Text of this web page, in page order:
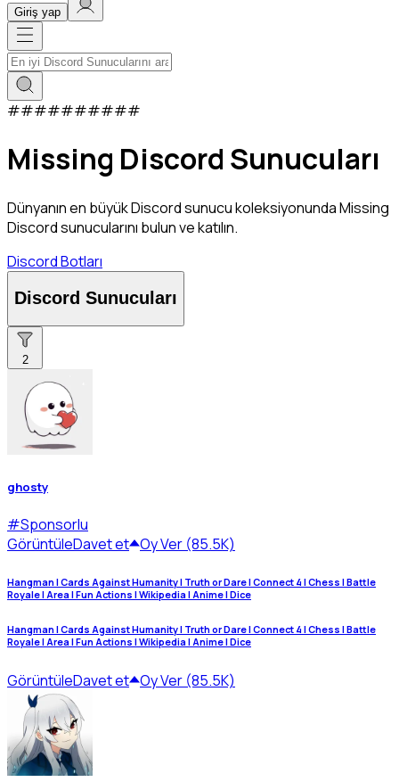
Giriş yap
##########
Missing Discord Sunucuları
Dünyanın en büyük Discord sunucu koleksiyonunda Missing
Discord sunucularını bulun ve katılın.
Discord Botları
Discord Sunucuları
2
ghosty
#Sponsorlu
GörüntüleDavet et Oy Ver (85.5K)
Hangman | Cards Against Humanity | Truth or Dare | Connect 4 | Chess | Battle
Royale | Area | Fun Actions | Wikipedia | Anime | Dice
Hangman | Cards Against Humanity | Truth or Dare | Connect 4 | Chess | Battle
Royale | Area | Fun Actions | Wikipedia | Anime | Dice
GörüntüleDavet et Oy Ver (85.5K)